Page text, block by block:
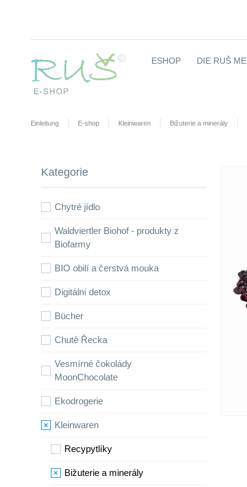
ESHOP DIE RUŠ
Einleitung E-shop Kleinwaren Bižuterie a minerály
Kategorie
Chytré jídlo
Waldviertler Biohof - produkty z
Biofarmy
BIO obilí a čerstvá mouka
Digitální detox
Bücher
Chutě Řecka
Vesmírné čokolády
MoonChocolate
Ekodrogerie
Kleinwaren
Recypytlíky
Bižuterie a minerály